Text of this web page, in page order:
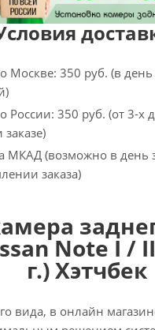
Москве: 350 руб. (в
России: 350 руб. (от 3-х
МКАД (возможно в день
заказа)
Note I / II
г.) Хэтчбек
вида, в онлайн